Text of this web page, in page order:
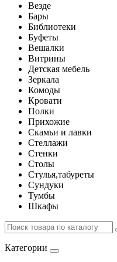
Везде
Бары
Библиотеки
Буфеты
Вешалки
Витрины
Детская мебель
Зеркала
Комоды
Кровати
Полки
Прихожие
Скамьи и лавки
Стеллажи
Стенки
Столы
Стулья,табуреты
Сундуки
Тумбы
Шкафы
Категории